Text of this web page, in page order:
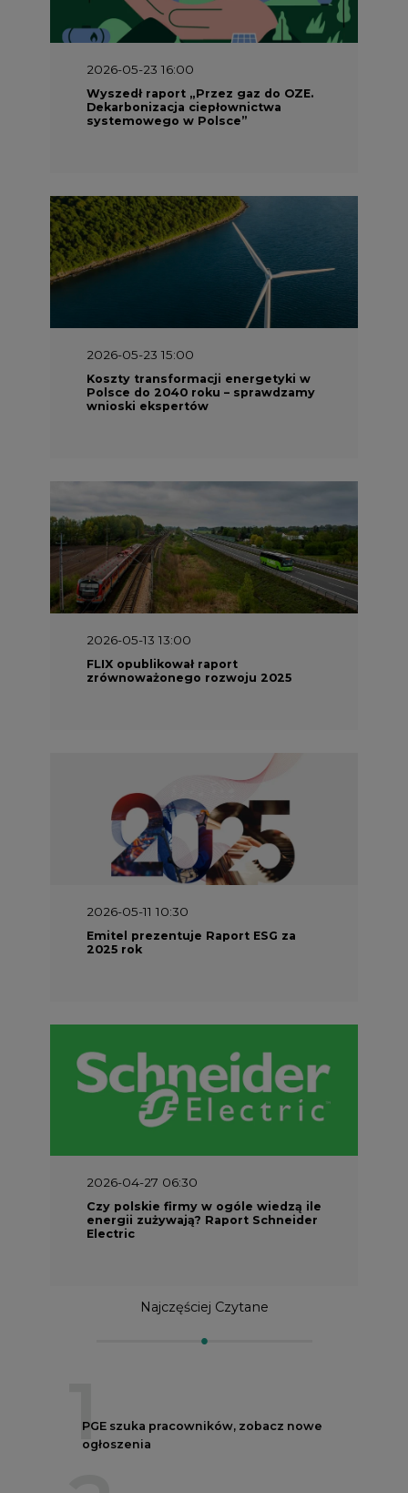
2026-05-23 16:00
Wyszedł raport „Przez gaz do OZE.
Dekarbonizacja ciepłownictwa
systemowego w Polsce”
2026-05-23 15:00
Koszty transformacji energetyki w
Polsce do 2040 roku – sprawdzamy
wnioski ekspertów
2026-05-13 13:00
FLIX opublikował raport
zrównoważonego rozwoju 2025
2026-05-11 10:30
Emitel prezentuje Raport ESG za
2025 rok
2026-04-27 06:30
Czy polskie firmy w ogóle wiedzą ile
energii zużywają? Raport Schneider
Electric
Najczęściej Czytane
1
PGE szuka pracowników, zobacz nowe
ogłoszenia